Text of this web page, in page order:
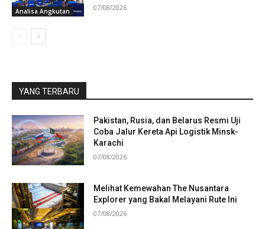
Analisa Angkutan 07/08/2026
YANG TERBARU
Pakistan, Rusia, dan Belarus Resmi Uji
Coba Jalur Kereta Api Logistik Minsk-
Karachi
07/08/2026
Melihat Kemewahan The Nusantara
Explorer yang Bakal Melayani Rute Ini
07/08/2026